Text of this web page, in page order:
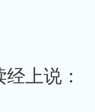
上说：